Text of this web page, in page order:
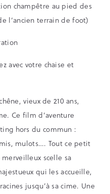
champêtre au pied des
l’ancien terrain de foot)
avec votre chaise et
vieux de 210 ans,
Ce film d’aventure
hors du commun :
mulots…. Tout ce petit
scelle sa
qui les accueille,
jusqu’à sa cime. Une